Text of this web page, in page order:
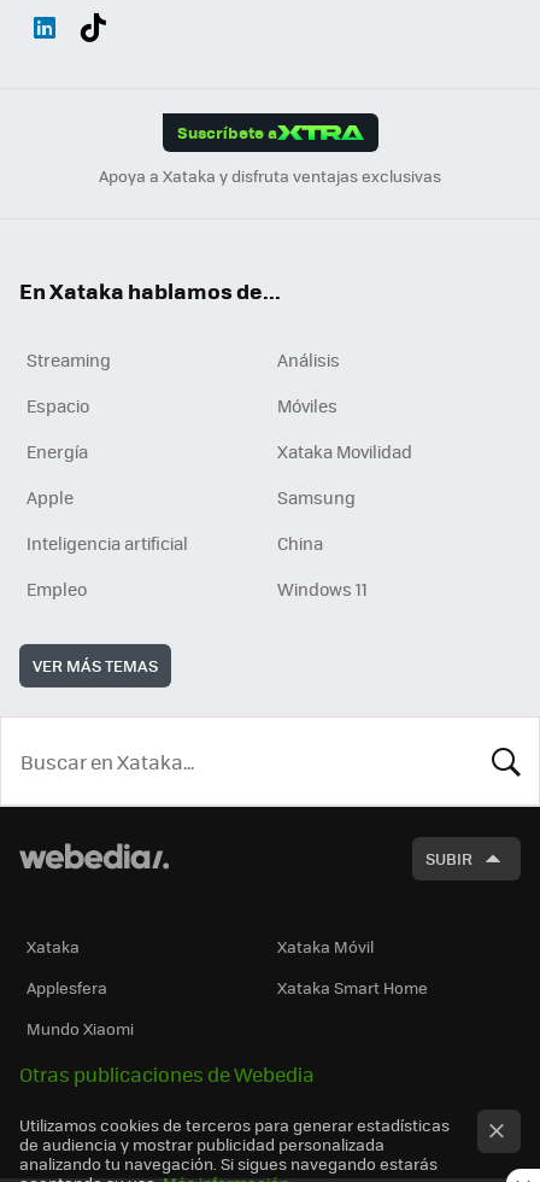
Suscríbete a
Apoya a Xataka y disfruta ventajas exclusivas
En Xataka hablamos de...
Streaming
Análisis
Espacio
Móviles
Energía
Xataka Movilidad
Apple
Samsung
Inteligencia artificial
China
Empleo
Windows 11
VER MÁS TEMAS
SUBIR
Xataka
Xataka Móvil
Applesfera
Xataka Smart Home
Mundo Xiaomi
Otras publicaciones de Webedia
Utilizamos cookies de terceros para generar estadísticas
de audiencia y mostrar publicidad personalizada
analizando tu navegación. Si sigues navegando estarás